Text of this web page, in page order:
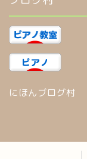
にほんブログ村